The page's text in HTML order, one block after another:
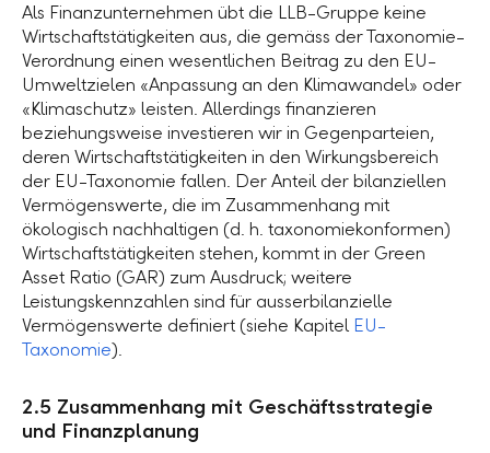
Als Finanzunternehmen übt die LLB-Gruppe keine
Wirtschaftstätigkeiten aus, die gemäss der Taxonomie-
Verordnung einen wesentlichen Beitrag zu den EU-
Umweltzielen «Anpassung an den Klimawandel» oder
«Klimaschutz» leisten. Allerdings finanzieren
beziehungsweise investieren wir in Gegenparteien,
deren Wirtschaftstätigkeiten in den Wirkungsbereich
der EU-Taxonomie fallen. Der Anteil der bilanziellen
Vermögenswerte, die im Zusammenhang mit
ökologisch nachhaltigen (d. h. taxonomiekonformen)
Wirtschaftstätigkeiten stehen, kommt in der Green
Asset Ratio (GAR) zum Ausdruck; weitere
Leistungskennzahlen sind für ausserbilanzielle
Vermögenswerte definiert (siehe Kapitel EU-
Taxonomie).
2.5 Zusammenhang mit Geschäftsstrategie
und Finanzplanung